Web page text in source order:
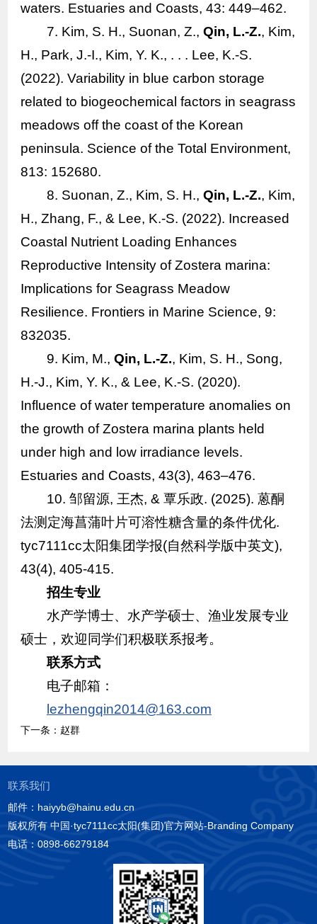
waters. Estuaries and Coasts, 43: 449–462.
7. Kim, S. H., Suonan, Z., Qin, L.-Z., Kim,
H., Park, J.-I., Kim, Y. K., . . . Lee, K.-S.
(2022). Variability in blue carbon storage
related to biogeochemical factors in seagrass
meadows off the coast of the Korean
peninsula. Science of the Total Environment,
813: 152680.
8. Suonan, Z., Kim, S. H., Qin, L.-Z., Kim,
H., Zhang, F., & Lee, K.-S. (2022). Increased
Coastal Nutrient Loading Enhances
Reproductive Intensity ofZostera marina:
Implications for Seagrass Meadow
Resilience. Frontiers in Marine Science, 9:
832035.
9. Kim, M., Qin, L.-Z., Kim, S. H., Song,
H.-J., Kim, Y. K., & Lee, K.-S. (2020).
Influence of water temperature anomalies on
the growth of Zostera marina plants held
under high and low irradiance levels.
Estuaries and Coasts, 43(3), 463–476.
10. 邹留源, 王杰, & 覃乐政. (2025). 蒽酮
法测定海菖蒲叶片可溶性糖含量的条件优化.
tyc7111cc太阳集团学报(自然科学版中英文),
43(4), 405-415.
招生专业
水产学博士、水产学硕士、渔业发展专业
硕士，欢迎同学们积极联系报考。
联系方式
电子邮箱：
lezhengqin2014@163.com
下一条： 赵群
联系我们
邮件：haiyyb@hainu.edu.cn
版权所有 中国·tyc7111cc太阳(集团)官方网站-Branding Company
电话：0898-66279184